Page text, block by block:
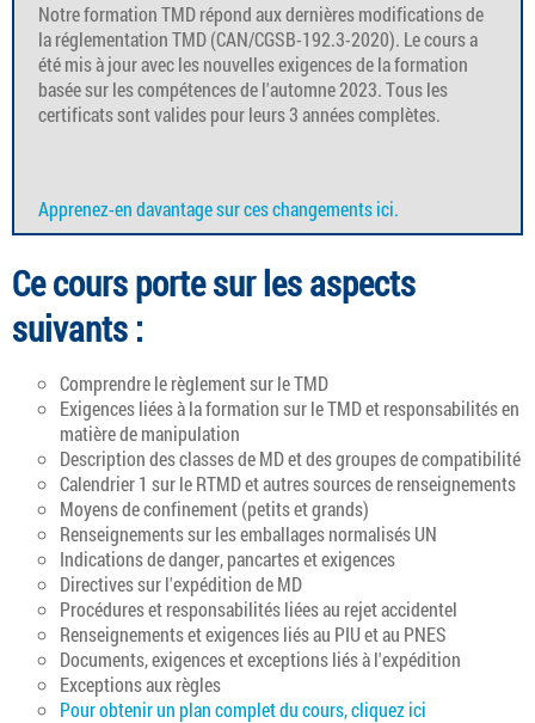
Notre formation TMD répond aux dernières modifications de
la réglementation TMD (CAN/CGSB-192.3-2020). Le cours a
été mis à jour avec les nouvelles exigences de la formation
basée sur les compétences de l'automne 2023. Tous les
certificats sont valides pour leurs 3 années complètes.
Apprenez-en davantage sur ces changements ici.
Ce cours porte sur les aspects
suivants :
Comprendre le règlement sur le TMD
Exigences liées à la formation sur le TMD et responsabilités en
matière de manipulation
Description des classes de MD et des groupes de compatibilité
Calendrier 1 sur le RTMD et autres sources de renseignements
Moyens de confinement (petits et grands)
Renseignements sur les emballages normalisés UN
Indications de danger, pancartes et exigences
Directives sur l'expédition de MD
Procédures et responsabilités liées au rejet accidentel
Renseignements et exigences liés au PIU et au PNES
Documents, exigences et exceptions liés à l'expédition
Exceptions aux règles
Pour obtenir un plan complet du cours, cliquez ici